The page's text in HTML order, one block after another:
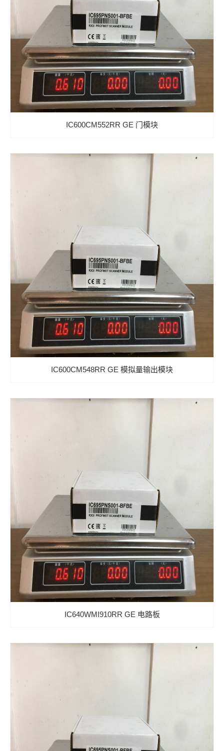
IC600CM552RR GE 门模块
IC600CM548RR GE 模拟量输出模块
IC640WMI910RR GE 电路板